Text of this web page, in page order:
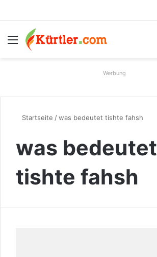
Menü
Werbung
Startseite /was bedeutet tishte fahsh
was bedeutet
tishte fahsh